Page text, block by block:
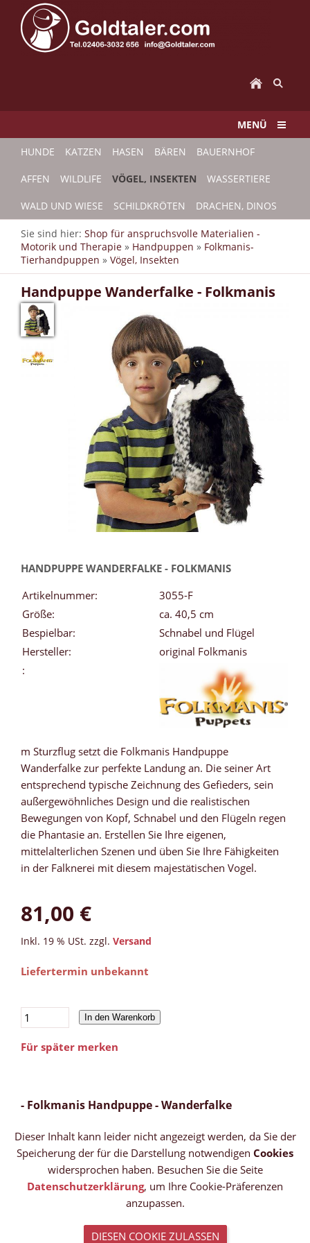
MENÜ
HUNDE KATZEN HASEN BÄREN BAUERNHOF
AFFEN WILDLIFE VÖGEL, INSEKTEN WASSERTIERE
WALD UND WIESE SCHILDKRÖTEN DRACHEN, DINOS
Sie sind hier: Shop für anspruchsvolle Materialien -
Motorik und Therapie » Handpuppen » Folkmanis-
Tierhandpuppen » Vögel, Insekten
Handpuppe Wanderfalke - Folkmanis
HANDPUPPE WANDERFALKE - FOLKMANIS
Artikelnummer:
3055-F
Größe:
ca. 40,5 cm
Bespielbar:
Schnabel und Flügel
Hersteller:
original Folkmanis
:
m Sturzflug setzt die Folkmanis Handpuppe
Wanderfalke zur perfekte Landung an. Die seiner Art
entsprechend typische Zeichnung des Gefieders, sein
außergewöhnliches Design und die realistischen
Bewegungen von Kopf, Schnabel und den Flügeln regen
die Phantasie an. Erstellen Sie Ihre eigenen,
mittelalterlichen Szenen und üben Sie Ihre Fähigkeiten
in der Falknerei mit diesem majestätischen Vogel.
81,00 €
Inkl. 19 % USt. zzgl. Versand
Liefertermin unbekannt
In den Warenkorb
Für später merken
- Folkmanis Handpuppe - Wanderfalke
Dieser Inhalt kann leider nicht angezeigt werden, da Sie der
Speicherung der für die Darstellung notwendigen Cookies
widersprochen haben. Besuchen Sie die Seite
Datenschutzerklärung, um Ihre Cookie-Präferenzen
anzupassen.
DIESEN COOKIE ZULASSEN